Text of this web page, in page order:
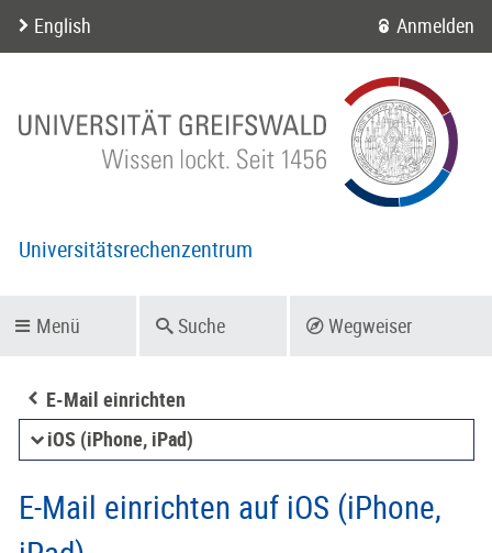
English Anmelden
Universitätsrechenzentrum
Menü Suche Wegweiser
E-Mail einrichten
iOS (iPhone, iPad)
E-Mail einrichten auf iOS (iPhone,